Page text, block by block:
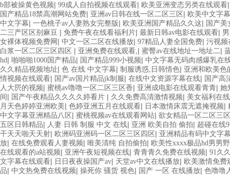
b部被操黄色视频| 99成人自拍视频在线观看| 欧美亚洲变态另类在线观看
国产精品18禁高潮网站免费| 亚洲av日韩在线一区二区三区 | 欧美中文字
中文字幕| 一色桃子av人妻熟女完整版 | 欧美亚洲国产精品久久这| 国产
二三产区区别麻豆 | 免费午夜在线看福利片| 最新日韩av电影在线观看|
女裸体视频免费网 | 中文一区二区在线播放| 97精品人妻全国免费| 污视频
白浆一区二区三区四区 | 亚洲免费在线观看,| 蜜臀av在线地址一地址二|
hd| 啪啪啪1000国产精品| 国产精品999小视频| 中文字幕无码肉感爆乳在
久久精品视频地址| 色 在线 中文字幕| 制服诱惑,日韩情色| 亚洲和欧美色
情视频在线观看| 国产av国片精品jk制服| 在线中文资源字幕在线| 国产高
人大屄的视频| 蜜桃av噜噜一区二区三区香| 亚洲成电影在线观看青青| 她
间 | 国产午夜精品久久久久婷看片 | 久久免费高清激情视频| 美女福利在
月天色婷婷亚洲欧美| 色婷亚洲五月在线观看| 日本激情床震无遮掩视频|
中文字幕亚洲精品八区 | 蜜桃视频av在线观看网站| 欲女精品一区二区三区
五区日韩精品| 人妻 日韩 制服 中文 在线| 亚洲 欧美自拍 偷拍| 超碰在线
干天天啪天天射| 欧洲码亚洲码一区二区三区四区 | 亚洲精品有码中文字
放| 在线免费观看人妻视频| 唯美清纯 自拍偷拍| 欧美性xxxx极品hd男男
在线观看的a站视频| 亚洲午夜短视频在线| 青青青久免费在线视频| 91久
文字幕在线观看| 日日夜夜操国产av| 天堂av中文在线播放| 欧美激情免费
品| 中文热免费在线视频| 操死你 骚货 视色| 国产 一区 在线播放| 色噜噜